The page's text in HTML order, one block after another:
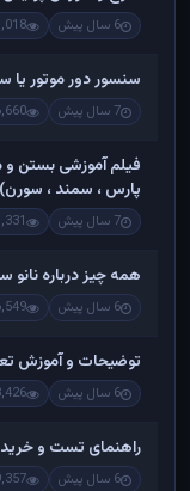
6 سال پیش 381,018
سنسور دور موتور
7 سال پیش 376,660
پارس ، سمند ، سورن)
7 سال پیش 371,331
همه چیز درباره
6 سال پیش 366,549
توضیحات و آموزش
6 سال پیش 353,426
راهنمای تست و خريد
6 سال پیش 349,357